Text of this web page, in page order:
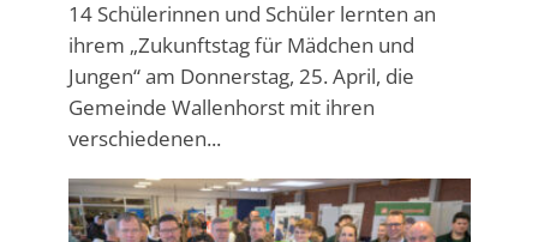
14 Schülerinnen und Schüler lernten an
ihrem „Zukunftstag für Mädchen und
Jungen“ am Donnerstag, 25. April, die
Gemeinde Wallenhorst mit ihren
verschiedenen...